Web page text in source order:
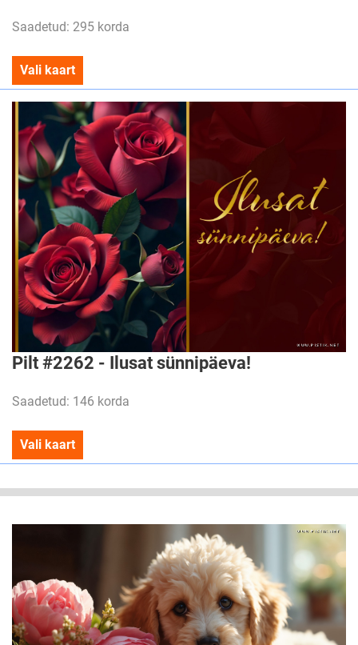
Saadetud: 295 korda
Vali kaart
Pilt #2262 - Ilusat sünnipäeva!
Saadetud: 146 korda
Vali kaart